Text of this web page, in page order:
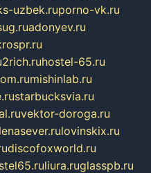
uzbek.ruporno-vk.ru
adonyev.ru
2rich.ruhostel-65.ru
mishinlab.ru
starbucksvia.ru
vektor-doroga.ru
lenasever.rulovinskix.ru
discofoxworld.ru
liura.ruglasspb.ru